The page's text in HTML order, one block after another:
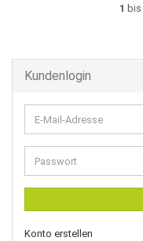
1 bis
Kundenlogin
E-
Mail-
Adresse
Passwort
Konto erstellen